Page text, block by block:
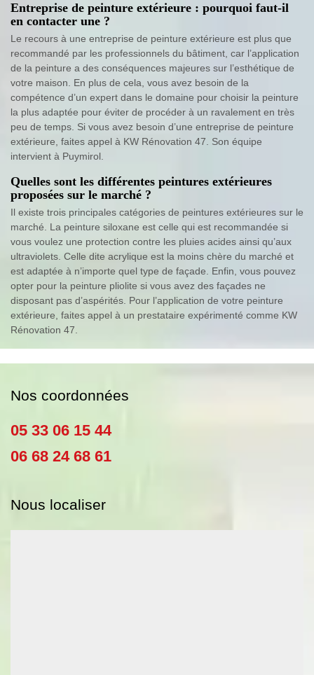
Entreprise de peinture extérieure : pourquoi faut-il
en contacter une ?
Le recours à une entreprise de peinture extérieure est plus que
recommandé par les professionnels du bâtiment, car l’application
de la peinture a des conséquences majeures sur l’esthétique de
votre maison. En plus de cela, vous avez besoin de la
compétence d’un expert dans le domaine pour choisir la peinture
la plus adaptée pour éviter de procéder à un ravalement en très
peu de temps. Si vous avez besoin d’une entreprise de peinture
extérieure, faites appel à KW Rénovation 47. Son équipe
intervient à Puymirol.
Quelles sont les différentes peintures extérieures
proposées sur le marché ?
Il existe trois principales catégories de peintures extérieures sur le
marché. La peinture siloxane est celle qui est recommandée si
vous voulez une protection contre les pluies acides ainsi qu’aux
ultraviolets. Celle dite acrylique est la moins chère du marché et
est adaptée à n’importe quel type de façade. Enfin, vous pouvez
opter pour la peinture pliolite si vous avez des façades ne
disposant pas d’aspérités. Pour l’application de votre peinture
extérieure, faites appel à un prestataire expérimenté comme KW
Rénovation 47.
Nos coordonnées
05 33 06 15 44
06 68 24 68 61
Nous localiser